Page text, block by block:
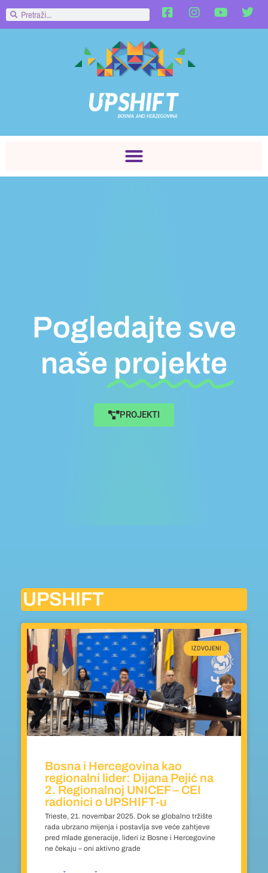
Pogledajte sve
naše projekte
PROJEKTI
UPSHIFT
IZDVOJENI
Bosna i Hercegovina kao
regionalni lider: Dijana Pejić na
2. Regionalnoj UNICEF – CEI
radionici o UPSHIFT-u
Trieste, 21. novembar 2025. Dok se globalno tržište
rada ubrzano mijenja i postavlja sve veće zahtjeve
pred mlade generacije, lideri iz Bosne i Hercegovine
ne čekaju – oni aktivno grade